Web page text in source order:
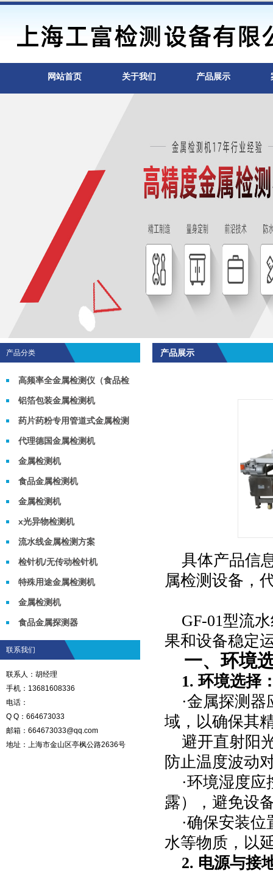
网站首页 关于我们 产品展示
产品展示
具体产品信
属检测设备，
GF-01型流
果和设备稳定
一、环境
1.环境选择
·金属探测
域，以确保其
避开直射阳
防止温度波动
·环境湿度
露），避免设
·确保安装
水等物质，以
2. 电源与接
产品分类
高频率全金属检测仪（食品检
测机）铝箔包装金属检测机
药片药粉专用管道式金属检测
机 代理德国金属检测机
金属检测机
食品金属检测机
金属检测机
x光异物检测机
流水线金属检测方案
检针机/无传动检针机
特殊用途金属检测机
金属检测机
食品金属探测器
联系我们
联系人：胡经理
手机：13681608336
电话：
Q Q：664673033
邮箱：664673033@qq.com
地址：上海市金山区亭枫公路2636号